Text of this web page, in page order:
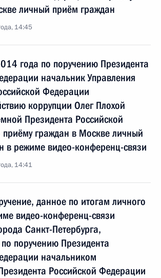
личный приём граждан
14:45
года по поручению Президента
начальник Управления
Федерации
коррупции Олег Плохой
Президента Российской
граждан в Москве личный
в режиме видео-конференц-связи
14:41
данное по итогам личного
видео-конференц-связи
Санкт-Петербурга,
поручению Президента
начальником
Российской Федерации